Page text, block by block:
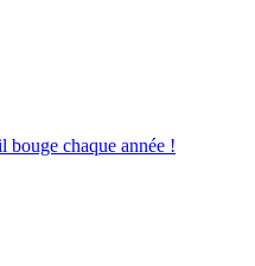
chaque année !